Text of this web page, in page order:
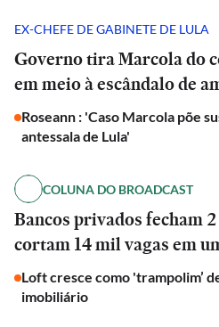
EX-CHEFE DE GABINETE DE LULA
Governo tira Marcola do
em meio à escândalo de
Roseann : 'Caso Marcola põe
antessala de Lula'
COLUNA DO BROADCAST
Bancos privados fecham
cortam 14 mil vagas em
Loft cresce como 'trampolim’
imobiliário